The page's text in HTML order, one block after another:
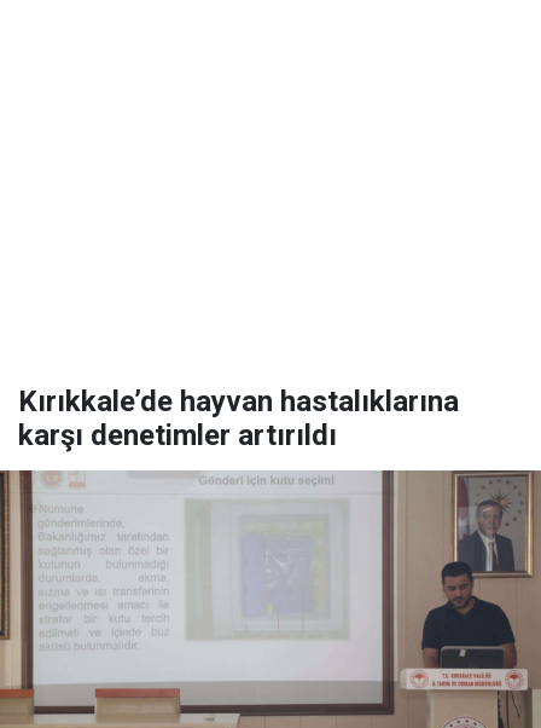
Kırıkkale’de hayvan hastalıklarına
karşı denetimler artırıldı